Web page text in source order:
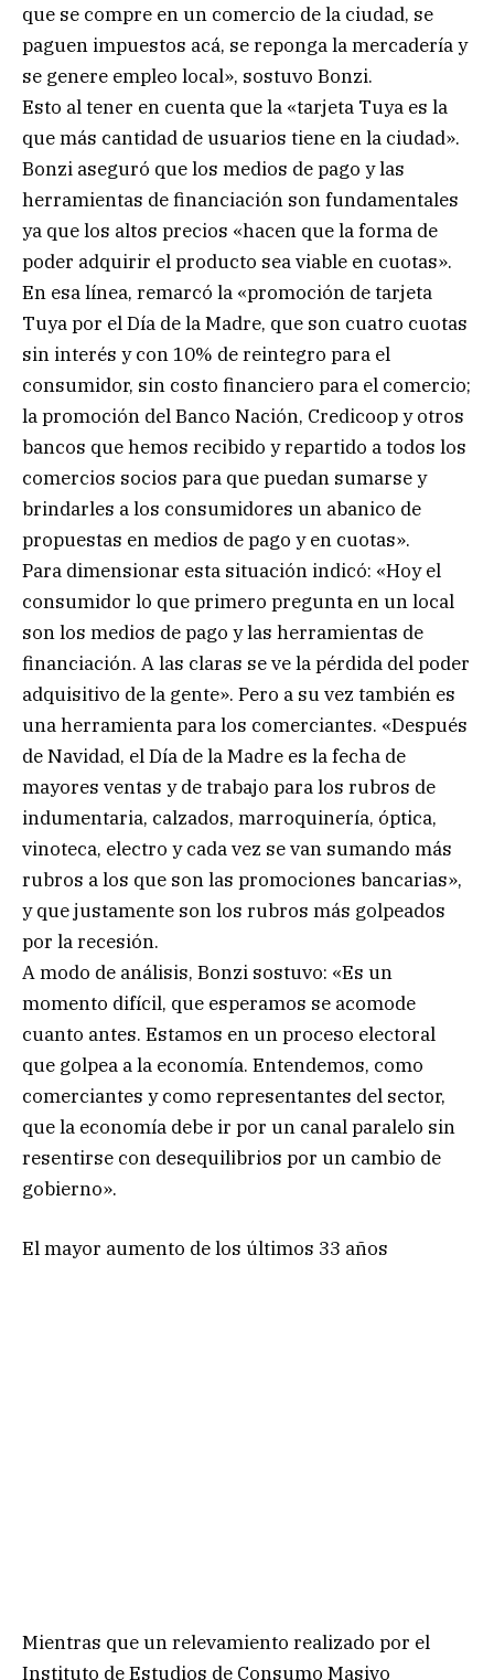
que se compre en un comercio de la ciudad, se
paguen impuestos acá, se reponga la mercadería y
se genere empleo local», sostuvo Bonzi.
Esto al tener en cuenta que la «tarjeta Tuya es la
que más cantidad de usuarios tiene en la ciudad».
Bonzi aseguró que los medios de pago y las
herramientas de financiación son fundamentales
ya que los altos precios «hacen que la forma de
poder adquirir el producto sea viable en cuotas».
En esa línea, remarcó la «promoción de tarjeta
Tuya por el Día de la Madre, que son cuatro cuotas
sin interés y con 10% de reintegro para el
consumidor, sin costo financiero para el comercio;
la promoción del Banco Nación, Credicoop y otros
bancos que hemos recibido y repartido a todos los
comercios socios para que puedan sumarse y
brindarles a los consumidores un abanico de
propuestas en medios de pago y en cuotas».
Para dimensionar esta situación indicó: «Hoy el
consumidor lo que primero pregunta en un local
son los medios de pago y las herramientas de
financiación. A las claras se ve la pérdida del poder
adquisitivo de la gente». Pero a su vez también es
una herramienta para los comerciantes. «Después
de Navidad, el Día de la Madre es la fecha de
mayores ventas y de trabajo para los rubros de
indumentaria, calzados, marroquinería, óptica,
vinoteca, electro y cada vez se van sumando más
rubros a los que son las promociones bancarias»,
y que justamente son los rubros más golpeados
por la recesión.
A modo de análisis, Bonzi sostuvo: «Es un
momento difícil, que esperamos se acomode
cuanto antes. Estamos en un proceso electoral
que golpea a la economía. Entendemos, como
comerciantes y como representantes del sector,
que la economía debe ir por un canal paralelo sin
resentirse con desequilibrios por un cambio de
gobierno».
El mayor aumento de los últimos 33 años
Mientras que un relevamiento realizado por el
Instituto de Estudios de Consumo Masivo